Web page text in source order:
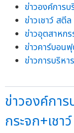
ข่าวองค์การบ
ข่าวเชาว์ สตี
ข่าวอุตสาหกร
ข่าวคาร์บอน
ข่าวการบริหา
ข่าวองค์การ
กระจก+เช